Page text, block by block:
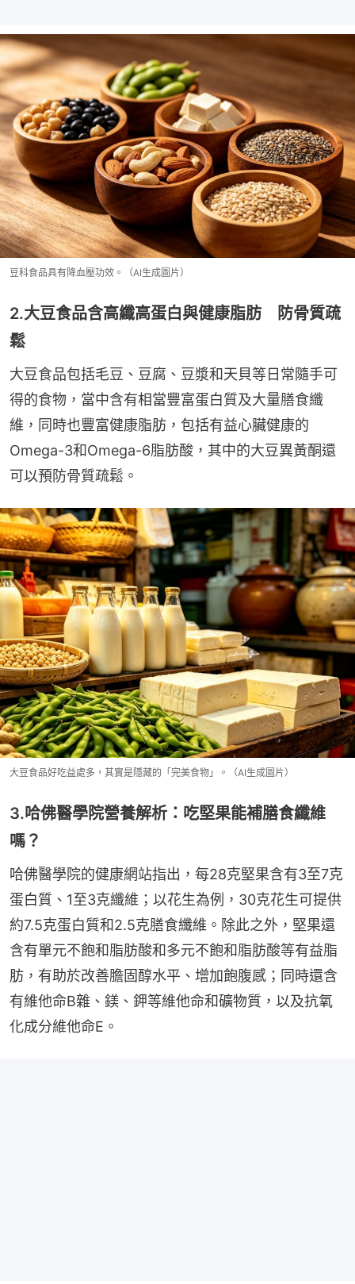
豆科食品具有降血壓功效。（AI生成圖片）
2.大豆食品含高纖高蛋白與健康脂肪 防骨質疏
鬆
大豆食品包括毛豆、豆腐、豆漿和天貝等日常隨手可
得的食物，當中含有相當豐富蛋白質及大量膳食纖
維，同時也豐富健康脂肪，包括有益心臟健康的
Omega-3和Omega-6脂肪酸，其中的大豆異黃酮還
可以預防骨質疏鬆。
大豆食品好吃益處多，其實是隱藏的「完美食物」。（AI生成圖片）
3.哈佛醫學院營養解析：吃堅果能補膳食纖維
嗎？
哈佛醫學院的健康網站指出，每28克堅果含有3至7克
蛋白質、1至3克纖維；以花生為例，30克花生可提供
約7.5克蛋白質和2.5克膳食纖維。除此之外，堅果還
含有單元不飽和脂肪酸和多元不飽和脂肪酸等有益脂
肪，有助於改善膽固醇水平、增加飽腹感；同時還含
有維他命B雜、鎂、鉀等維他命和礦物質，以及抗氧
化成分維他命E。